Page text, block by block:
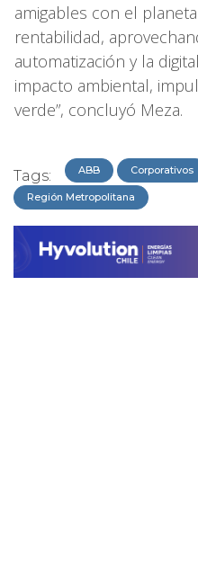
amigables con el
rentabilidad,
automatización y la
impacto ambiental,
verde”, concluyó Meza.
Tags: ABB Corporativos
Región Metropolitana